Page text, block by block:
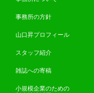
事務所の方針
山口昇プロフィール
スタッフ紹介
雑誌への寄稿
小規模企業のための